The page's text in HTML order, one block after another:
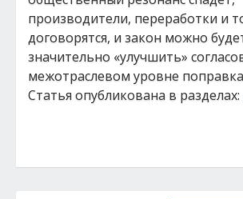
производители, переработки и
договорятся, и закон можно
значительно «улучшить»
межотраслевом уровне
Статья опубликована в разделах: